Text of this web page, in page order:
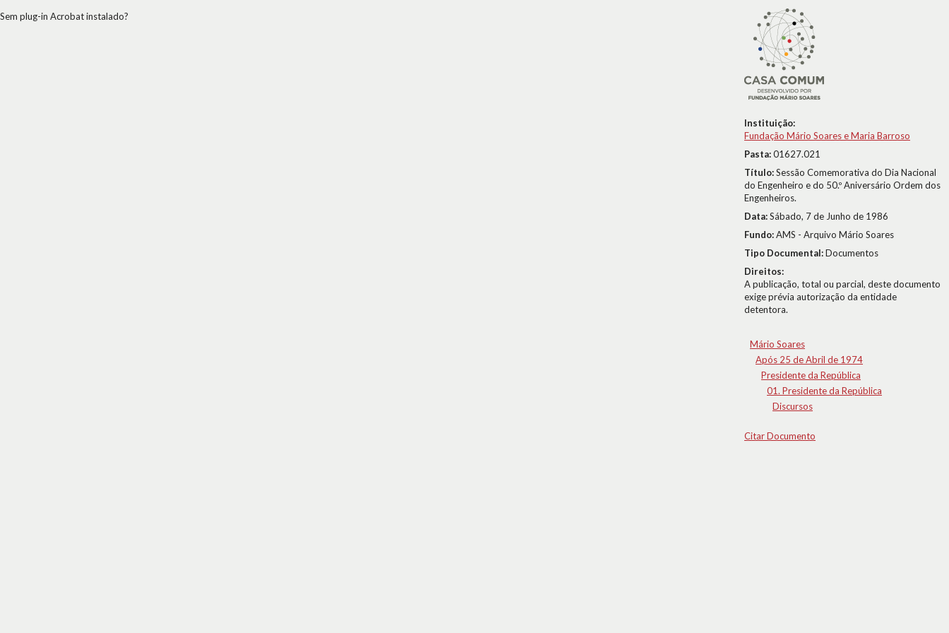
Instituição:
Fundação Mário Soares e Maria Barroso
Pasta:01627.021
Título:Sessão Comemorativa do Dia Nacional
do Engenheiro e do 50.º Aniversário Ordem dos
Engenheiros.
Data:Sábado, 7 de Junho de 1986
Fundo:AMS - Arquivo Mário Soares
Tipo Documental:Documentos
Direitos:
A publicação, total ou parcial, deste documento
exige prévia autorização da entidade
detentora.
Mário Soares
Após 25 de Abril de 1974
Presidente da República
01. Presidente da República
Discursos
Citar Documento
Sem plug-in Acrobat instalado?